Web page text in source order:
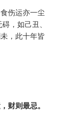
伤运亦一尘
，如己丑、
，此十年皆
财则最忌。